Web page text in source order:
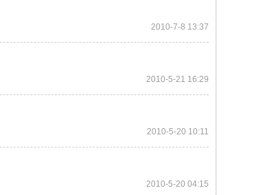
2010-7-8 13:37
2010-5-21 16:29
2010-5-20 10:11
2010-5-20 04:15